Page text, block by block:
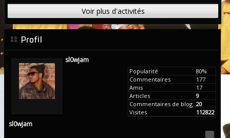
Voir plus d'activités
Profil
sl0wjam
Popularité
80%
Commentaires
177
Amis
17
Articles
9
Commentaires de blog 20
Visites
112822
sl0wjam